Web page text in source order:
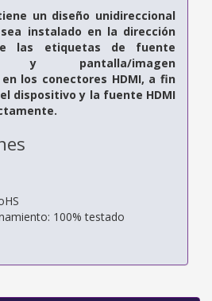
un diseño unidireccional
instalado en la dirección
las etiquetas de fuente
y pantalla/imagen
los conectores HDMI, a fin
dispositivo y la fuente HDMI
100% testado